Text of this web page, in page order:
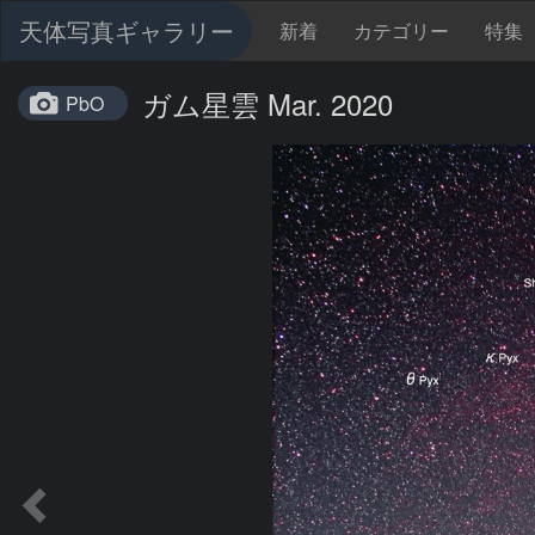
天体写真ギャラリー 新着 カテゴリー 特集
PbO ガム星雲 Mar. 2020